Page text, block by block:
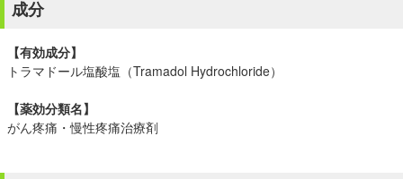
成分
【有効成分】
トラマドール塩酸塩（Tramadol Hydrochloride）
【薬効分類名】
がん疼痛・慢性疼痛治療剤